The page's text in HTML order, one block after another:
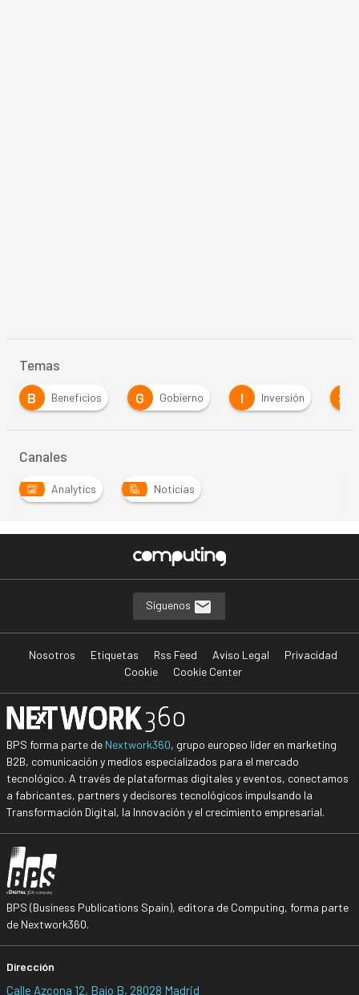
Temas
B
Beneficios G Gobierno I Inversión S
Canales
Analytics Noticias
Síguenos
Nosotros Etiquetas Rss Feed Aviso Legal
Privacidad
Cookie
Cookie Center
BPS forma parte de Nextwork360, grupo europeo líder en marketing
B2B, comunicación y medios especializados para el mercado
tecnológico. A través de plataformas digitales y eventos, conectamos
a fabricantes, partners y decisores tecnológicos impulsando la
Transformación Digital, la Innovación y el crecimiento empresarial.
BPS (Business Publications Spain), editora de Computing, forma parte
de Nextwork360.
Dirección
Calle Azcona 12, Bajo B, 28028 Madrid